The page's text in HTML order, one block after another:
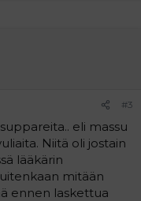
#3
eli massu
Niitä oli jostain
lääkärin
mitään
ennen laskettua